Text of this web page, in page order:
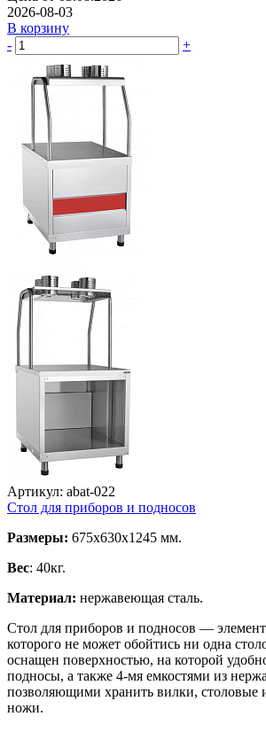
2026-08-03
В корзину
-
+
Артикул: abat-022
Стол для приборов и подносов
Размеры: 675x630x1245 мм.
Вес: 40кг.
Материал: нержавеющая сталь.
Стол для приборов и подносов — элемент
которого не может обойтись ни одна
оснащен поверхностью, на которой
подносы, а также 4-мя емкостями из
позволяющими хранить вилки, столовые
ножи.